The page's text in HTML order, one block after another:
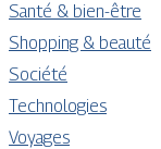
Santé & bien-être
Shopping & beauté
Société
Technologies
Voyages